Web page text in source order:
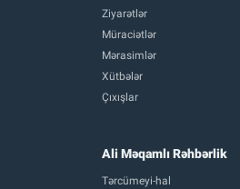
Ziyarətlər
Müraciətlər
Mərasimlər
Xütbələr
Çıxışlar
Ali Məqamlı Rəhbərlik
Tərcümeyi-hal